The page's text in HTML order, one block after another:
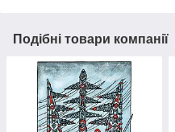
Подібні товари компанії